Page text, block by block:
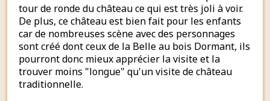
tour de ronde du château ce qui est très joli à voir.
De plus, ce château est bien fait pour les enfants
car de nombreuses scène avec des personnages
sont créé dont ceux de la Belle au bois Dormant, ils
pourront donc mieux apprécier la visite et la
trouver moins "longue" qu'un visite de château
traditionnelle.